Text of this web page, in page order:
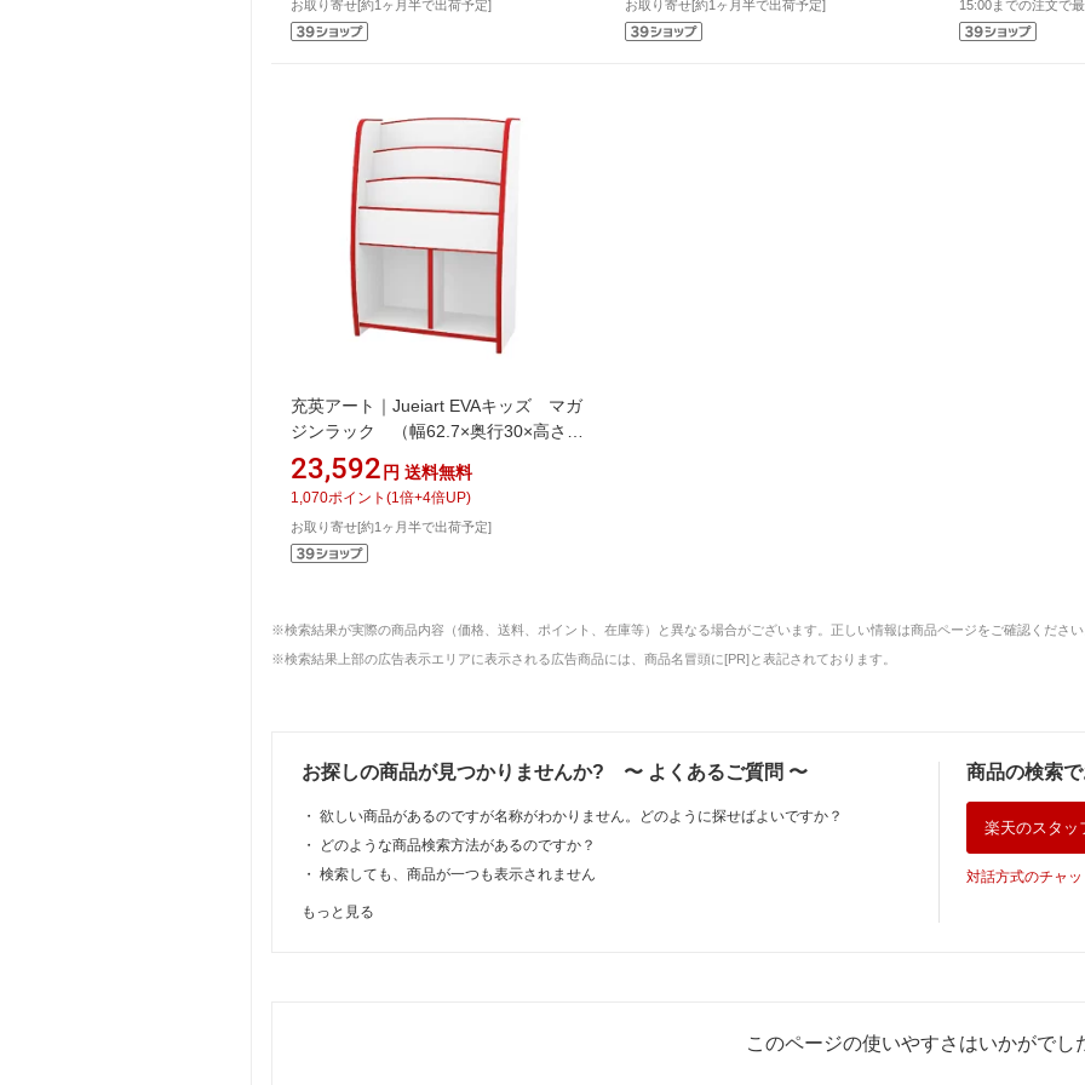
お取り寄せ[約1ヶ月半で出荷予定] お取り寄せ[約1ヶ月半で出荷予定] 15:00までの注文で
充英アート｜Jueiart EVAキッズ マガ
ジンラック （幅62.7×奥行30×高さ
90cm） JAJAN レッド MRJ-63HR
23,592 円 送料無料
1,070ポイント (1 倍+4倍UP)
お取り寄せ[約1ヶ月半で出荷予定]
※検索結果が実際の商品内容（価格、送料、ポイント、在庫等）と異なる場合がございます。正しい情報は商品ページをご確認ください
※検索結果上部の広告表示エリアに表示される広告商品には、商品名冒頭に[PR]と表記されております。
お探しの商品が見つかりませんか? 〜 よくあるご質問 〜
・ 欲しい商品があるのですが名称がわかりません。どのように探せばよいですか？
・
どのような商品検索方法があるのですか？
・ 検索しても、商品が一つも表示されません
もっと見る
商品の検索
楽天のスタッ
対話方式のチャッ
このページの使いやすさはいかがでし